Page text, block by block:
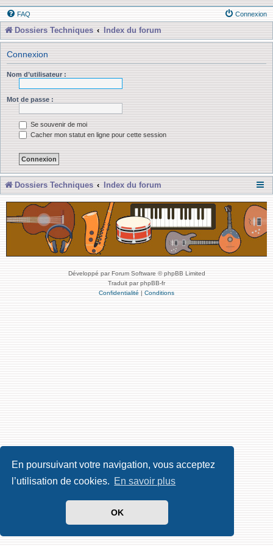
En poursuivant votre navigation, vous acceptez
l’utilisation de cookies. En savoir plus
OK
FAQ Connexion
Dossiers Techniques Index du forum
Connexion
Nom d’utilisateur :
Mot de passe :
Se souvenir de moi
Cacher mon statut en ligne pour cette session
Dossiers Techniques Index du forum
Développé par Forum Software © phpBB Limited
Traduit par phpBB-fr
Confidentialité | Conditions